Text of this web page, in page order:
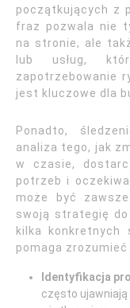
początkujących z
fraz pozwala nie
na stronie, ale
lub usług,
zapotrzebowanie
jest kluczowe dla
Ponadto,
analiza tego, jak
w czasie,
potrzeb i
może być
swoją strategię
kilka konkretnych
pomaga
Identyfikacja
często ujawniają